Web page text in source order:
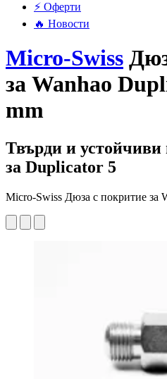
⚡ Оферти
🔥 Новости
Micro-Swiss
за Wanhao
mm
Твърди и устойчиви
за Duplicator 5
Micro-Swiss Дюза с покритие за